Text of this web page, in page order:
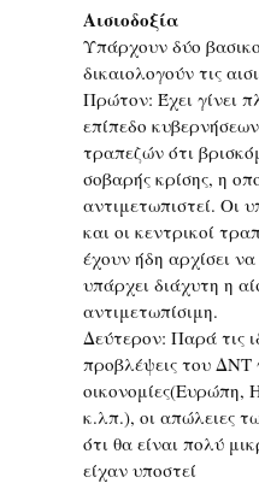
Αισιοδοξία
Υπάρχουν δύο
δικαιολογούν τις
Πρώτον: Έχει γίνει
επίπεδο
τραπεζών ότι
σοβαρής κρίσης, η
αντιμετωπιστεί. Οι
και οι κεντρικοί
έχουν ήδη αρχίσει
υπάρχει διάχυτη η
αντιμετωπίσιμη.
Δεύτερον: Παρά τις
προβλέψεις του ΔΝΤ
οικονομίες(Ευρώπη,
κ.λπ.), οι απώλειες
ότι θα είναι πολύ
είχαν υποστεί